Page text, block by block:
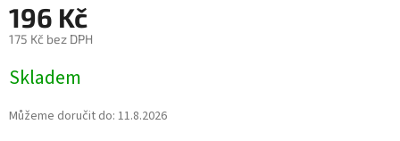
196 Kč
175 Kč bez DPH
cena:
Skladem
Můžeme doručit do: 11.8.2026